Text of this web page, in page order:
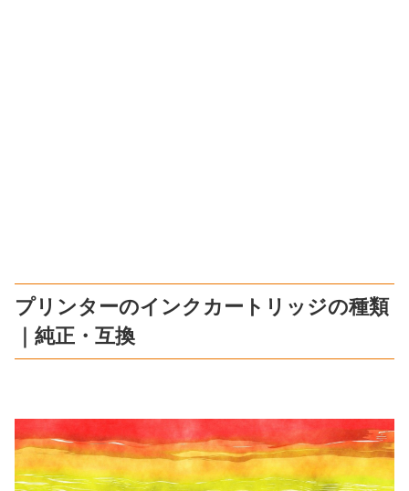
プリンターのインクカートリッジの種類
｜純正・互換